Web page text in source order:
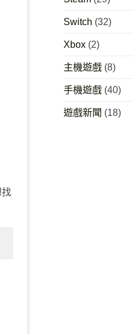
找
Switch (32)
Xbox (2)
主機遊戲 (8)
手機遊戲 (40)
遊戲新聞 (18)